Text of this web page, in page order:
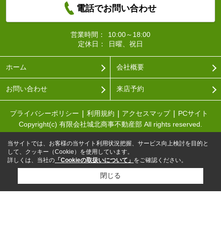
電話でお問い合わせ
営業時間：
10:00～18:00
定休日：
日曜、祝日
ホーム 会社概要
お問い合わせ 来店予約
プライバシーポリシー 利用規約 アクセスマップ
PCサイト
Copyright(c) 有限会社城北商事不動産部 All rights reserved.
当サイトでは、お客様の当サイト利用状況把握、サービス向上検討を目的と
して、クッキー（Cookie）を使用しています。
詳しくは、当社の 「Cookieの取扱いについて」 をご確認ください。
閉じる